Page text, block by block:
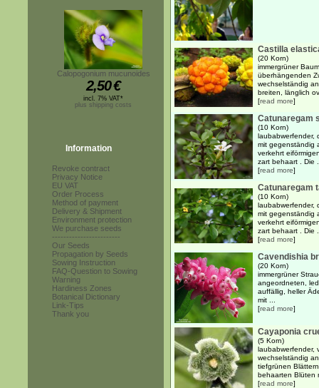
Calopogonium mucunoides
2,50€
incl. 7% VAT*
plus shipping costs
Information
Revoke contract
Privacy Notice
EU VAT
Order Process
Method of payment
Delivery & Shipment
Environment protection
We purchase seeds
------------------------
Our Seeds
Propagation by Seeds
Sowing Instruction
FAQ-Question to Sowing
Warning
Hardiness Zones
Botanical Dictionary
Link-Tips
Thank you
Castilla
(20 Korn)
immergrüner
überhängenden
wechselständig
breiten, länglich
[read more]
Catunaregam
(10 Korn)
laubabwerfender,
mit gegenständig
verkehrt
zart behaart . Die
[read more]
Catunaregam
(10 Korn)
laubabwerfender,
mit gegenständig
verkehrt
zart behaart . Die
[read more]
Cavendishia
(20 Korn)
immergrüner
angeordneten,
auffällig, heller
mit ...
[read more]
Cayaponia
(5 Korn)
laubabwerfender,
wechselständig
tiefgrünen
behaarten Blüten
[read more]